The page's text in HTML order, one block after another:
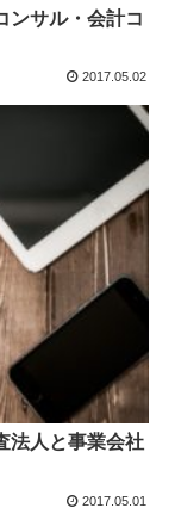
ンサル・会計コ
2017.05.02
法人と事業会社
2017.05.01